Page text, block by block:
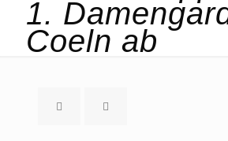
1.
Coeln ab